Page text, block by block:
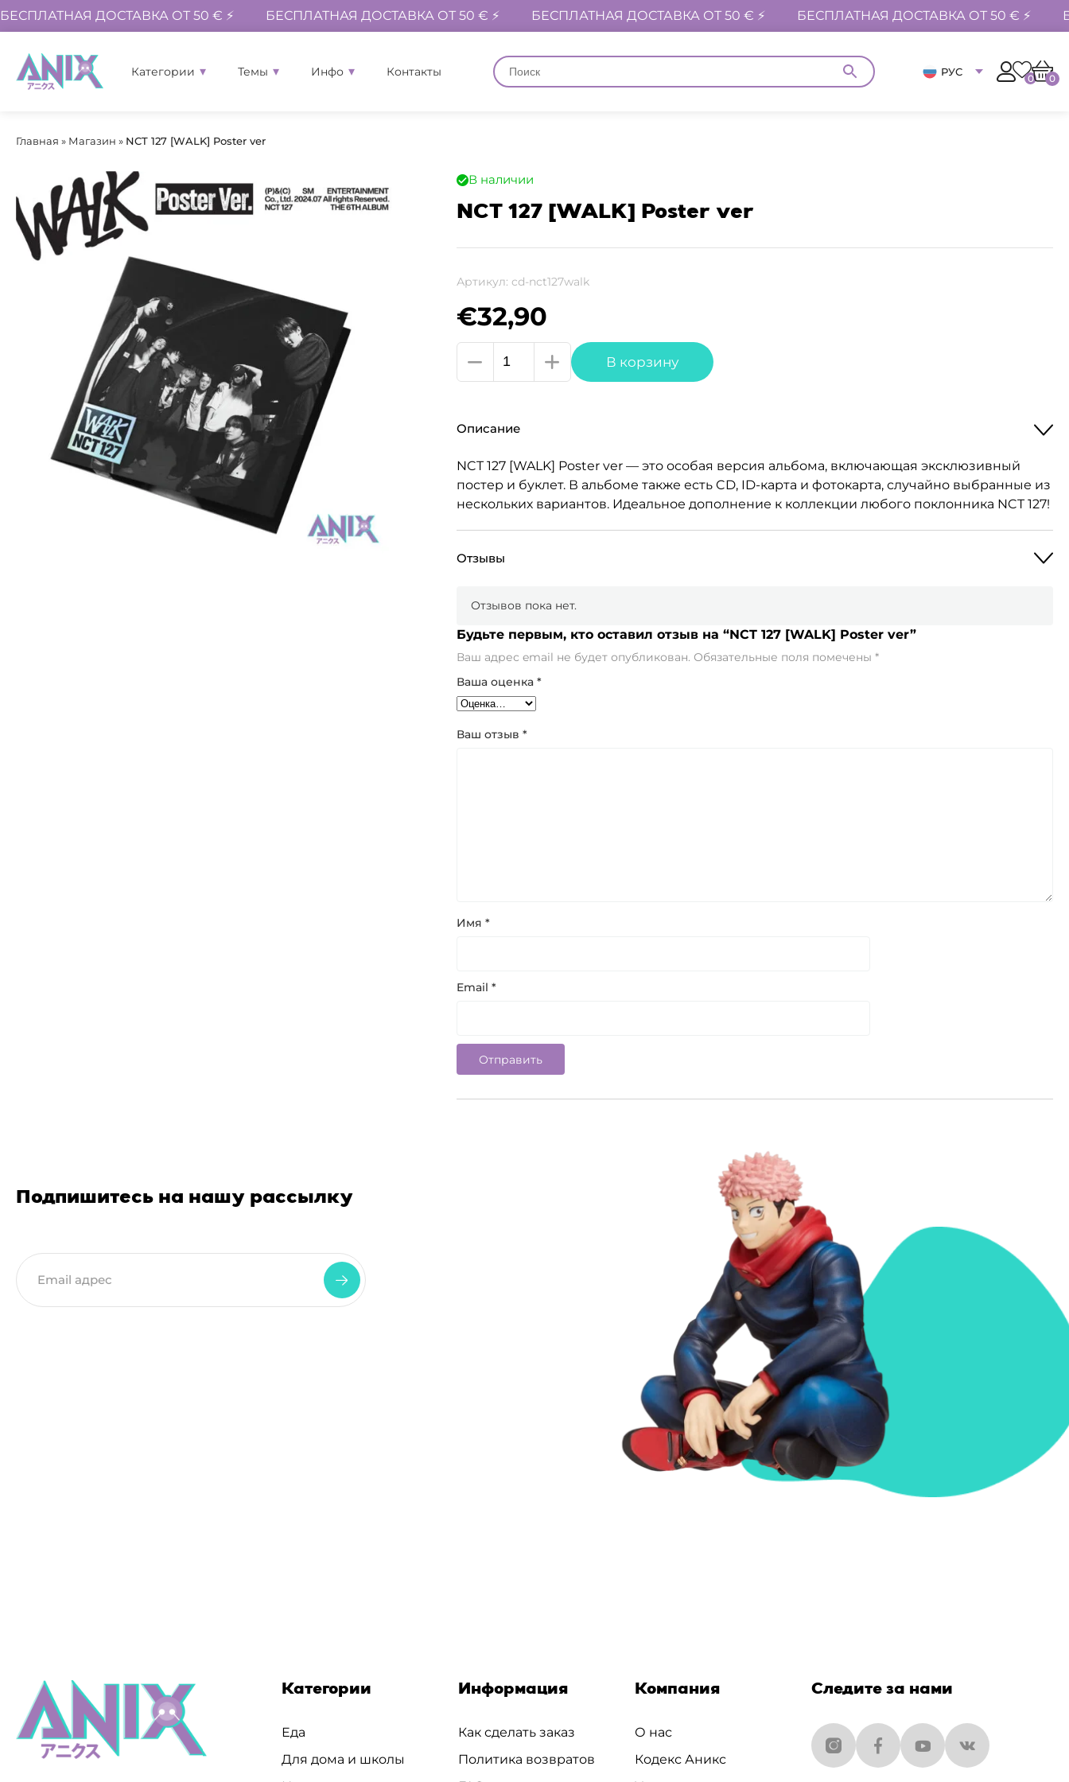
БЕСПЛАТНАЯ ДОСТАВКА ОТ 50 € ⚡ БЕСПЛАТНАЯ ДОСТАВКА ОТ 50 € ⚡ БЕСПЛАТНАЯ ДОСТАВКА ОТ 50 € ⚡ БЕСПЛАТНАЯ ДОСТАВКА ОТ 50 € ⚡
Категории Темы Инфо Контакты РУС
0 0
Главная » Магазин » NCT 127 [WALK] Poster ver
В наличии
NCT 127 [WALK] Poster ver
Артикул: cd-nct127walk
€32,90
Количество
товара
[WALK]
ver
В корзину
Описание
NCT 127 [WALK] Poster ver — это особая версия альбома, включающая эксклюзивный
постер и буклет. В альбоме также есть CD, ID-карта и фотокарта, случайно выбранные из
нескольких вариантов. Идеальное дополнение к коллекции любого поклонника NCT 127!
Отзывы
Отзывов пока нет.
Будьте первым, кто оставил отзыв на “NCT 127 [WALK] Poster ver”
Ваш адрес email не будет опубликован. Обязательные поля помечены *
Ваша оценка *
Ваш отзыв *
Имя *
Email *
Подпишитесь на нашу рассылку
Категории
Еда
Для дома и школы
Информация
Как сделать заказ
Политика возвратов
Компания
О нас
Кодекс Аникс
Следите за нами